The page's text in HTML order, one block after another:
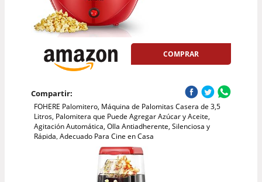
COMPRAR
Compartir:
FOHERE Palomitero, Máquina de Palomitas Casera de 3,5
Litros, Palomitera que Puede Agregar Azúcar y Aceite,
Agitación Automática, Olla Antiadherente, Silenciosa y
Rápida, Adecuado Para Cine en Casa